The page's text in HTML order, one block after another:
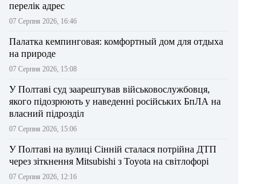
перелік адрес
07 Серпня 2026, 16:46
Палатка кемпинговая: комфортный дом для отдыха
на природе
07 Серпня 2026, 15:08
У Полтаві суд заарештував військовослужбовця,
якого підозрюють у наведенні російських БпЛА на
власний підрозділ
07 Серпня 2026, 15:06
У Полтаві на вулиці Сінній сталася потрійна ДТП
через зіткнення Mitsubishi з Toyota на світлофорі
07 Серпня 2026, 12:16